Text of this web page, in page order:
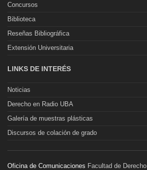
Concursos
Biblioteca
Reseñas Bibliográfica
Extensión Universitaria
LINKS DE INTERÉS
Noticias
Derecho en Radio UBA
Galería de muestras plásticas
Discursos de colación de grado
Oficina de Comunicaciones Facultad de Derecho